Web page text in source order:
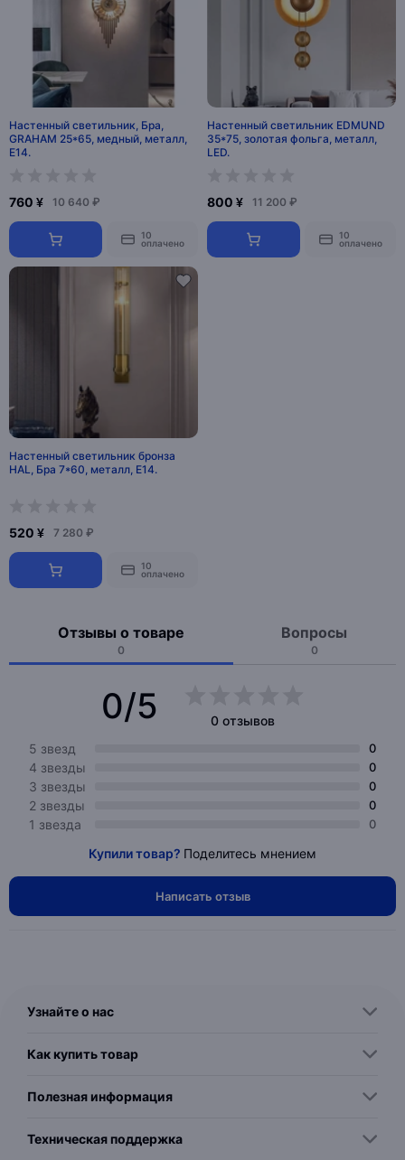
Настенный светильник, Бра,
GRAHAM 25*65, медный, металл,
Е14.
760 ¥ 10 640 ₽
10
оплачено
Настенный светильник EDMUND
35*75, золотая фольга, металл,
LED.
800 ¥ 11 200 ₽
10
оплачено
Настенный светильник бронза
HAL, Бра 7*60, металл, Е14.
520 ¥ 7 280 ₽
10
оплачено
Отзывы о товаре
0
Вопросы
0
0/5
0 отзывов
5 звезд
0
4 звезды 0
3 звезды 0
2 звезды 0
1 звезда 0
Купили товар? Поделитесь мнением
Написать отзыв
Узнайте о нас
Как купить товар
Полезная информация
Техническая поддержка